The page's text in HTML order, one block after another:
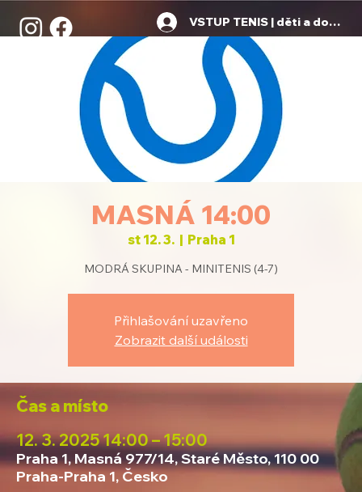
VSTUP TENIS | děti a dospělí
MASNÁ 14:00
st 12. 3.
  |
Praha 1
MODRÁ SKUPINA - MINITENIS (4-7)
Přihlašování uzavřeno
Zobrazit další události
Čas a místo
12. 3. 2025 14:00 – 15:00
Praha 1, Masná 977/14, Staré Město, 110 00
Praha-Praha 1, Česko